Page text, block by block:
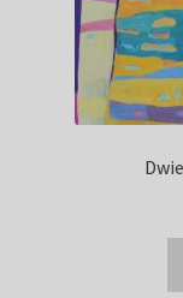
O mnie
GalleryStore